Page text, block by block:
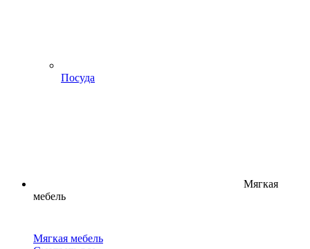
Посуда
Мягкая
мебель
Мягкая мебель